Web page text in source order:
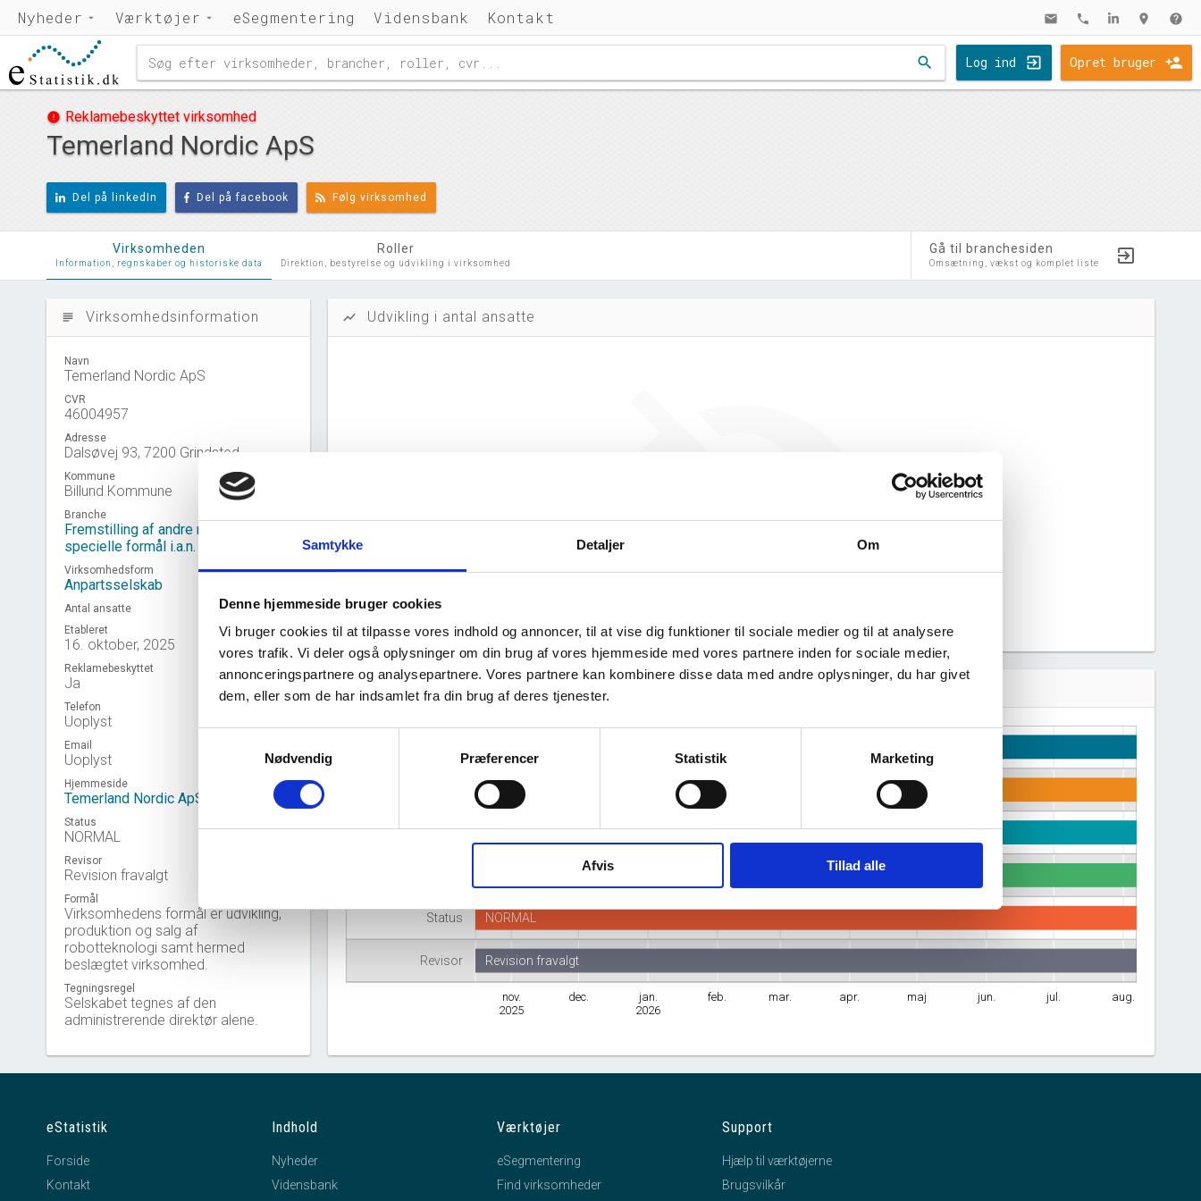
Samtykke Detaljer Om
Denne hjemmeside bruger cookies
Vi bruger cookies til at tilpasse vores indhold og annoncer, til at vise dig funktioner til sociale medier og til at analysere
vores trafik. Vi deler også oplysninger om din brug af vores hjemmeside med vores partnere inden for sociale medier,
annonceringspartnere og analysepartnere. Vores partnere kan kombinere disse data med andre oplysninger, du har givet
dem, eller som de har indsamlet fra din brug af deres tjenester.
Nødvendig
Præferencer Statistik Marketing
Afvis Tillad alle
Nyheder Værktøjer eSegmentering Vidensbank Kontakt mail phone location_on help
search Log ind Opret bruger
error Reklamebeskyttet virksomhed
Temerland Nordic ApS
Del på linkedIn Del på facebook Følg virksomhed
Virksomheden
Information, regnskaber og historiske data
Roller
Direktion, bestyrelse og udvikling i virksomhed
Gå til branchesiden
Omsætning, vækst og komplet liste
subject Virksomhedsinformation
Navn
Temerland Nordic ApS
CVR
46004957
Adresse
Dalsøvej 93, 7200 Grindsted
Kommune
Billund Kommune
Branche
Fremstilling af andre maskiner til
specielle formål i.a.n.
Virksomhedsform
Anpartsselskab
Antal ansatte
Etableret
16. oktober, 2025
Reklamebeskyttet
Ja
Telefon
Uoplyst
Email
Uoplyst
Hjemmeside
Temerland Nordic ApS
Status
NORMAL
Revisor
Revision fravalgt
Formål
Virksomhedens formål er udvikling,
produktion og salg af
robotteknologi samt hermed
beslægtet virksomhed.
Tegningsregel
Selskabet tegnes af den
administrerende direktør alene.
show_chart Udvikling i antal ansatte
beskæftigelse endnu. Vi kan derfor ikke
Virksomhedshistorik
Branche
Status
Revisor
nov.
2025
dec.
jan.
2026
feb. mar. apr. maj jun. jul. aug.
Dalsøvej 93, 7200 Grindsted
Fremstilling af andre maskiner til specielle formål i.a.n.
NORMAL
Revision fravalgt
eStatistik
Forside
Kontakt
Indhold
Nyheder
Vidensbank
Værktøjer
eSegmentering
Find virksomheder
Support
Hjælp til værktøjerne
Brugsvilkår